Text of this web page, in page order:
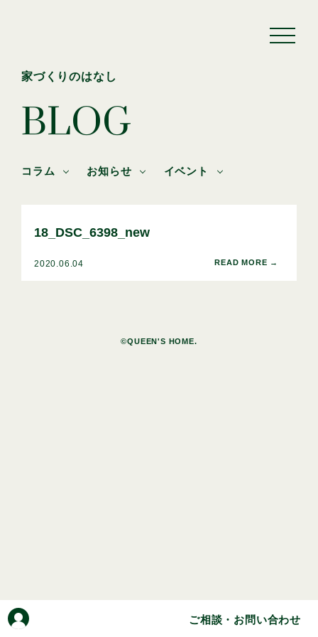
ご相談・お問い合わせ
家づくりのはなし
BLOG
コラム お知らせ イベント
18_DSC_6398_new
2020.06.04
©QUEEN'S HOME.